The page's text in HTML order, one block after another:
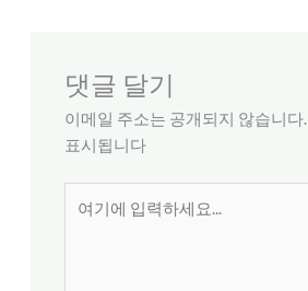
댓글 달기
이메일 주소는 공개되지 않습니다.
표시됩니다